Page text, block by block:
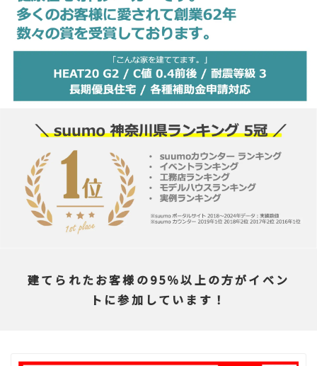
建てられたお客様の95％以上の方がイベン
トに参加しています！